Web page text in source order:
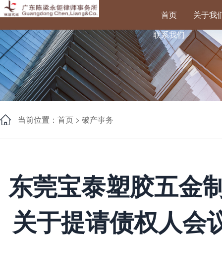
首页
关于我
联系我们
当前位置：首页 > 破产事务
东莞宝泰塑胶五金
关于提请债权人会